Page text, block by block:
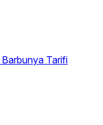
Barbunya Tarifi